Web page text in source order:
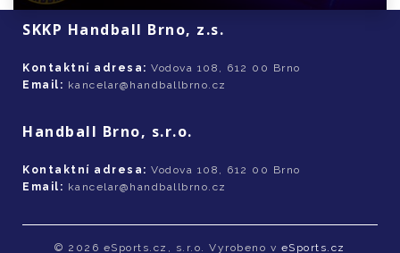
SKKP Handball Brno, z.s.
Kontaktní adresa: Vodova 108, 612 00 Brno
Email: kancelar@handballbrno.cz
Handball Brno, s.r.o.
Kontaktní adresa: Vodova 108, 612 00 Brno
Email: kancelar@handballbrno.cz
© 2026 eSports.cz, s.r.o. Vyrobeno v eSports.cz